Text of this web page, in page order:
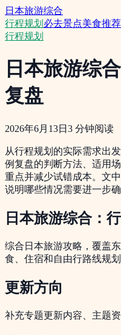
日本旅游综合
行程规划 必去景点美食推荐
行程规划
日本旅游综
复盘
2026年6月13日 3 分钟阅读
从行程规划的实际需求出
例复盘的判断方法、适用
重点并减少试错成本。文
说明哪些情况需要进一步
日本旅游综合：
综合日本旅游攻略，覆盖
食、住宿和自由行路线规划
更新方向
补充专题更新内容、主题